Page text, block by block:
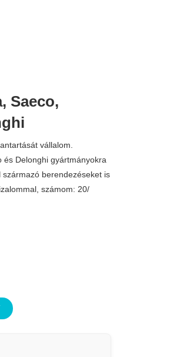
Saeco,
vállalom.
és Delonghi gyártmányokra
berendezéseket is
számom: 20/